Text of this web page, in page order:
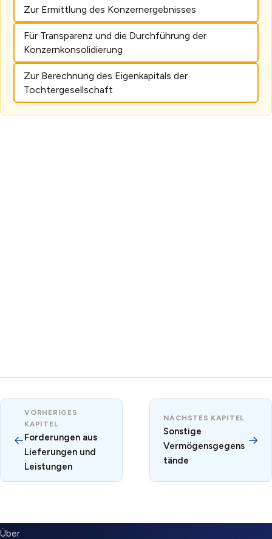
Zur Ermittlung des Konzernergebnisses
Für Transparenz und die Durchführung der
Konzernkonsolidierung
Zur Berechnung des Eigenkapitals der
Tochtergesellschaft
←
VORHERIGES
KAPITEL
Forderungen aus
Lieferungen und
Leistungen
NÄCHSTES KAPITEL
Sonstige
Vermögensgegens
tände
→
SUBMENU
Über